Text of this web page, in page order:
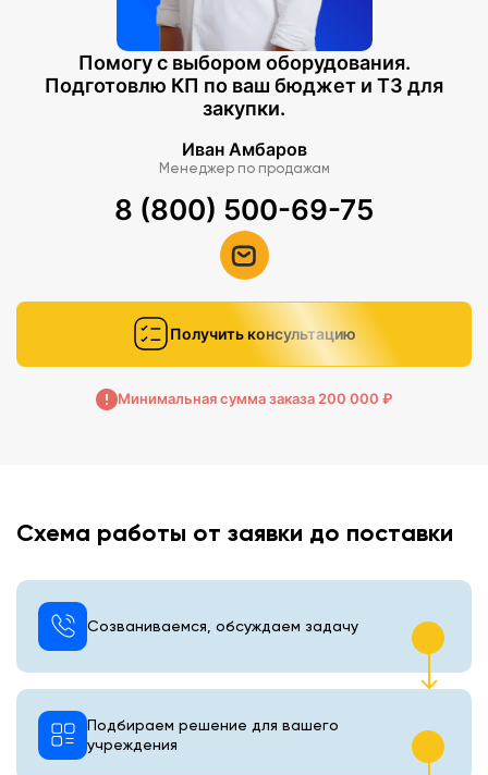
Помогу с выбором оборудования.
Подготовлю КП по ваш бюджет и ТЗ для
закупки.
Иван Амбаров
Менеджер по продажам
8 (800) 500-69-75
Получить консультацию
Минимальная сумма заказа 200 000 ₽
Схема работы от заявки до поставки
Созваниваемся, обсуждаем задачу
Подбираем решение для вашего
учреждения